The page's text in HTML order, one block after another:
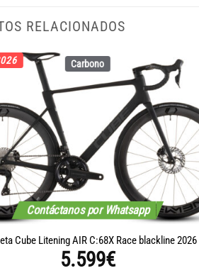
RELACIONADOS
Carbono
Contáctanos por Whatsapp
Cube Litening AIR C:68X Race blackline 2026
5.599€